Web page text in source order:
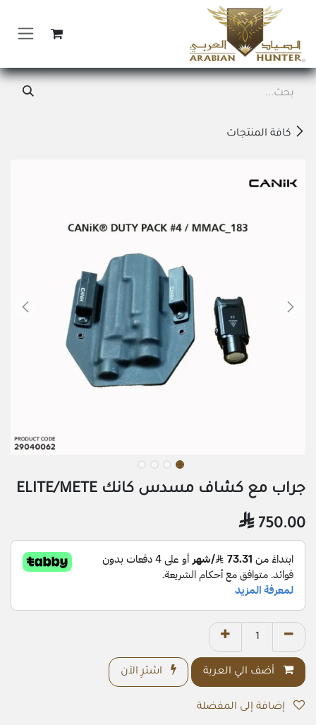
تخطي للذهاب إلى المحتوى
كافة المنتجات
جراب مع كشاف مسدس كانك ELITE/METE
750.00

أضف الي العربة اشترِ الآن